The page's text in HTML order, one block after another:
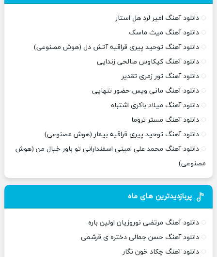
دانلود آهنگ امیر لرد هل استار
دانلود آهنگ میث ماسک
دانلود آهنگ توحید پیری قراقیه آتش دل (هوش مصنوعی)
دانلود آهنگ کیکاوس صالحی زندایی
دانلود آهنگ تور زمری تقدیر
دانلود آهنگ مانی ویس حضور تنهایی
دانلود آهنگ میلاد باکری اشتباه
دانلود آهنگ مستر تروما
دانلود آهنگ توحید پیری قراقیه بیمار (هوش مصنوعی)
دانلود آهنگ محمد علی امینی اسفندارانی تو باور خیال من (هوش
مصنوعی)
پربازدیدترین های ماه
دانلود آهنگ مرتضی نوروزیان اولین باره
دانلود آهنگ حسن جمالی دختره ی قرشمی
دانلود آهنگ چکاد خون نگار